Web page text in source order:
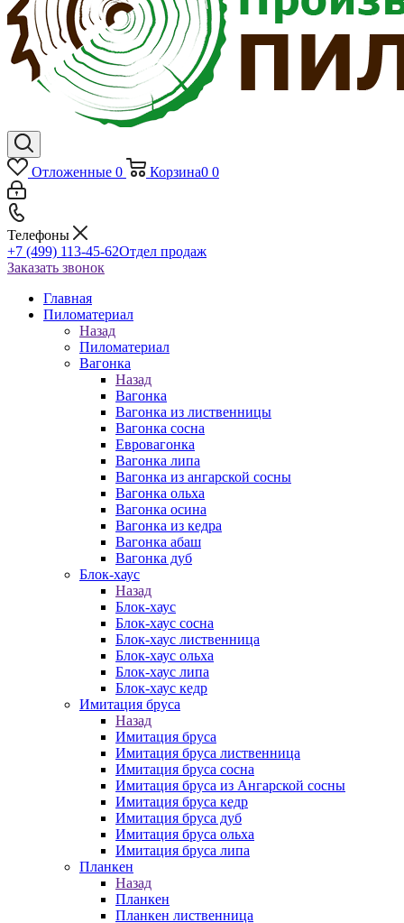
Отложенные 0 Корзина0 0
Телефоны
+7 (499) 113-45-62Отдел продаж
Заказать звонок
Главная
Пиломатериал
Назад
Пиломатериал
Вагонка
Назад
Вагонка
Вагонка из лиственницы
Вагонка сосна
Евровагонка
Вагонка липа
Вагонка из ангарской сосны
Вагонка ольха
Вагонка осина
Вагонка из кедра
Вагонка абаш
Вагонка дуб
Блок-хаус
Назад
Блок-хаус
Блок-хаус сосна
Блок-хаус лиственница
Блок-хаус ольха
Блок-хаус липа
Блок-хаус кедр
Имитация бруса
Назад
Имитация бруса
Имитация бруса лиственница
Имитация бруса сосна
Имитация бруса из Ангарской сосны
Имитация бруса кедр
Имитация бруса дуб
Имитация бруса ольха
Имитация бруса липа
Планкен
Назад
Планкен
Планкен лиственница